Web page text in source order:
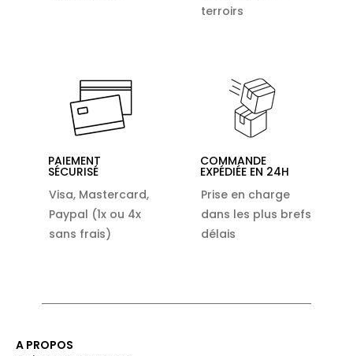
terroirs
PAIEMENT
SÉCURISÉ
Visa, Mastercard,
Paypal (1x ou 4x
sans frais)
COMMANDE
EXPÉDIÉE EN 24H
Prise en charge
dans les plus brefs
délais
A PROPOS